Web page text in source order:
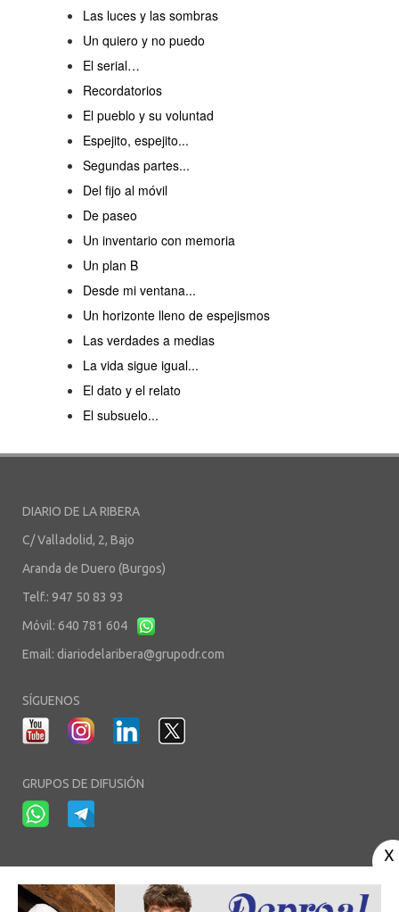
Las luces y las sombras
Un quiero y no puedo
El serial…
Recordatorios
El pueblo y su voluntad
Espejito, espejito...
Segundas partes...
Del fijo al móvil
De paseo
Un inventario con memoria
Un plan B
Desde mi ventana...
Un horizonte lleno de espejismos
Las verdades a medias
La vida sigue igual...
El dato y el relato
El subsuelo...
DIARIO DE LA RIBERA
C/ Valladolid, 2, Bajo
Aranda de Duero (Burgos)
Telf.: 947 50 83 93
Móvil: 640 781 604
Email: diariodelaribera@grupodr.com
SÍGUENOS
GRUPOS DE DIFUSIÓN